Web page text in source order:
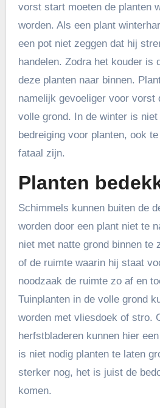
vorst start moeten de planten
worden. Als een plant
een pot niet zeggen dat hij
handelen. Zodra het kouder is
deze planten naar binnen.
namelijk gevoeliger voor vorst
volle grond. In de winter is
bedreiging voor planten, ook
fataal zijn.
Planten
Schimmels kunnen buiten de
worden door een plant niet te
niet met natte grond binnen te
of de ruimte waarin hij staat
noodzaak de ruimte zo af en
Tuinplanten in de volle grond
worden met vliesdoek of stro.
herfstbladeren kunnen hier
is niet nodig planten te laten
sterker nog, het is juist de
komen.